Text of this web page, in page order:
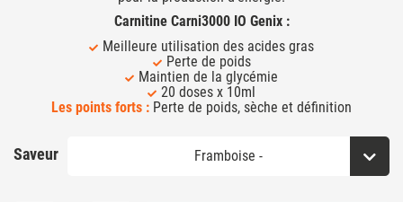
Carnitine Carni3000 IO Genix :
Meilleure utilisation des acides gras
Perte de poids
Maintien de la glycémie
20 doses x 10ml
Les points forts : Perte de poids, sèche et définition
Saveur